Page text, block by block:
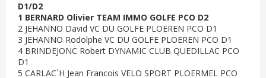
D1/D2
1 BERNARD Olivier TEAM IMMO GOLFE PCO D2
2 JEHANNO David VC DU GOLFE PLOEREN PCO D1
3 JEHANNO Rodolphe VC DU GOLFE PLOEREN PCO D1
4 BRINDEJONC Robert DYNAMIC CLUB QUEDILLAC PCO
D1
5 CARLAC`H Jean Francois VELO SPORT PLOERMEL PCO